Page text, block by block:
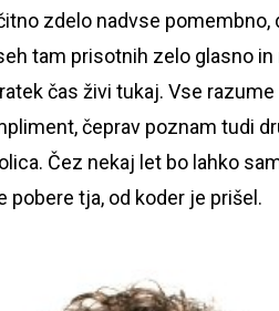
zdelo nadvse pomembno,
tam prisotnih zelo glasno
čas živi tukaj. Vse
čeprav poznam tudi
Čez nekaj let bo lahko
pobere tja, od koder je prišel.